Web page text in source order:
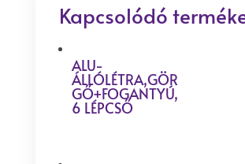
Kapcsolódó
ALU-
ÁLLÓLÉTRA,GÖR
GŐ+FOGANTYÚ,
6 LÉPCSŐ